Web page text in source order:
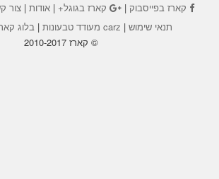
קארז בפייסבוק| קארז בגוגל+|אודות |צור
תנאי שימוש | carz מעודד טבעונות |בלוג
© קארז 2010-2017